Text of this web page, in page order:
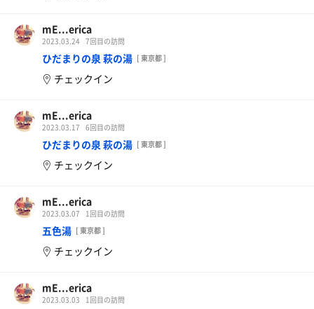
mE...erica
2023.03.24 7回目の訪問
ひだまりの泉 萩の湯 [ 東京都 ]
チェックイン
mE...erica
2023.03.17 6回目の訪問
ひだまりの泉 萩の湯 [ 東京都 ]
チェックイン
mE...erica
2023.03.07 1回目の訪問
五色湯 [ 東京都 ]
チェックイン
mE...erica
2023.03.03 1回目の訪問